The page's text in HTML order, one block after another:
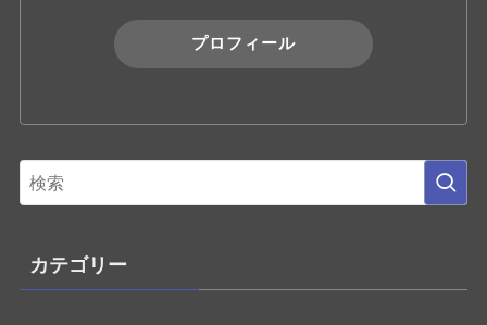
プロフィール
カテゴリー